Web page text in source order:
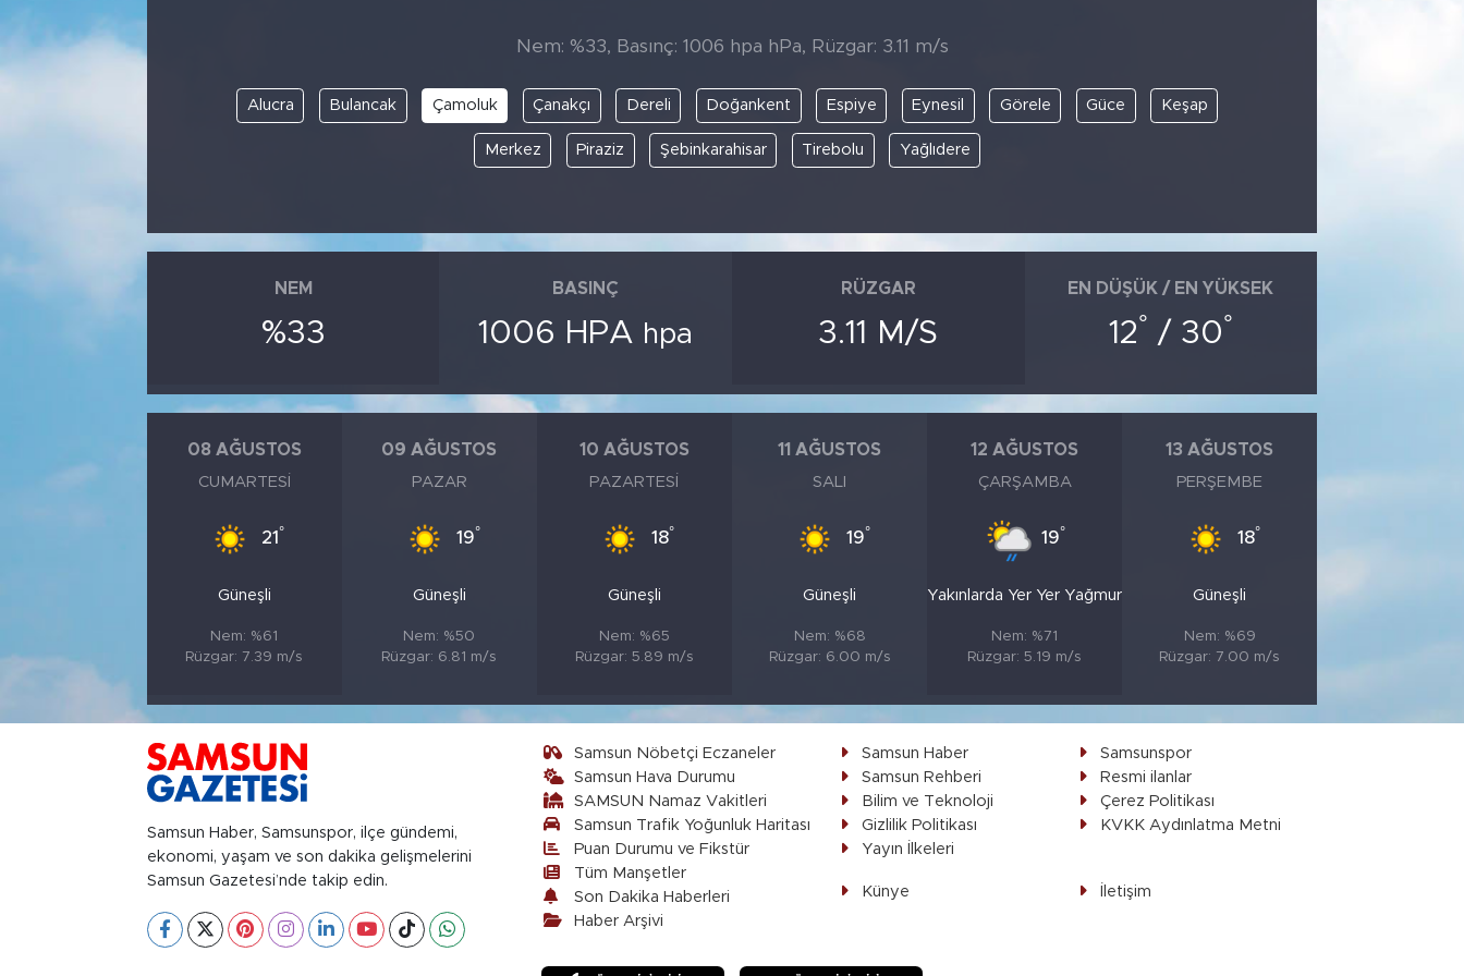
Nem: %33, Basınç: 1006 hpa hPa, Rüzgar: 3.11 m/s
Alucra Bulancak Çamoluk Çanakçı Dereli Doğankent Espiye Eynesil Görele Güce Keşap
Merkez Piraziz Şebinkarahisar Tirebolu Yağlıdere
NEM
%33
BASINÇ
1006 HPA hpa
RÜZGAR
3.11 M/S
EN DÜŞÜK / EN YÜKSEK
12° / 30°
08 AĞUSTOS
CUMARTESI
21 °
Güneşli
Nem: %61
Rüzgar: 7.39 m/s
09 AĞUSTOS
PAZAR
19°
Güneşli
Nem: %50
Rüzgar: 6.81 m/s
10 AĞUSTOS
PAZARTESI
18°
Güneşli
Nem: %65
Rüzgar: 5.89 m/s
11 AĞUSTOS
SALI
19°
Güneşli
Nem: %68
Rüzgar: 6.00 m/s
12 AĞUSTOS
ÇARŞAMBA
19°
Yakınlarda Yer Yer Yağmur
Nem: %71
Rüzgar: 5.19 m/s
13 AĞUSTOS
PERŞEMBE
18°
Güneşli
Nem: %69
Rüzgar: 7.00 m/s
Samsun Haber, Samsunspor, ilçe gündemi,
ekonomi, yaşam ve son dakika gelişmelerini
Samsun Gazetesi’nde takip edin.
Samsun Nöbetçi Eczaneler
Samsun Hava Durumu
SAMSUN Namaz Vakitleri
Samsun Trafik Yoğunluk Haritası
Puan Durumu ve Fikstür
Tüm Manşetler
Son Dakika Haberleri
Haber Arşivi
Samsun Haber
Samsunspor
Samsun Rehberi
Resmi ilanlar
Bilim ve Teknoloji
Çerez Politikası
Gizlilik Politikası
KVKK Aydınlatma Metni
Yayın İlkeleri
Künye İletişim